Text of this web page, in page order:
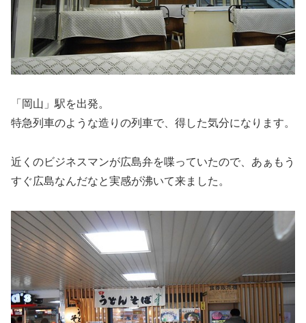
「岡山」駅を出発。
特急列車のような造りの列車で、得した気分になります。
近くのビジネスマンが広島弁を喋っていたので、あぁもう
すぐ広島なんだなと実感が沸いて来ました。